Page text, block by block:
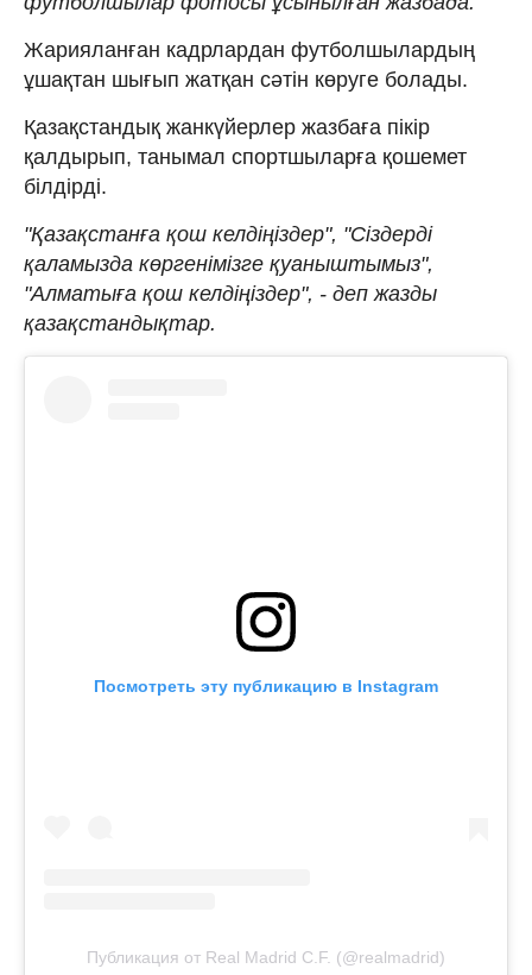
Жарияланған кадрлардан футболшылардың
ұшақтан шығып жатқан сәтін көруге болады.
Қазақстандық жанкүйерлер жазбаға пікір
қалдырып, танымал спортшыларға қошемет
білдірді.
"Қазақстанға қош келдіңіздер", "Сіздерді
қаламызда көргенімізге қуаныштымыз",
"Алматыға қош келдіңіздер", - деп жазды
қазақстандықтар.
Посмотреть эту публикацию в Instagram
Публикация от Real Madrid C.F. (@realmadrid)